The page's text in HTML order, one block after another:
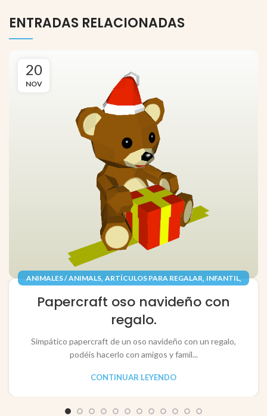
ENTRADAS RELACIONADAS
20
NOV
ANIMALES / ANIMALS, ARTÍCULOS PARA REGALAR, INFANTIL,
RECORTABLES PAPERCRAFT
Papercraft oso navideño con
regalo.
Simpático papercraft de un oso navideño con un regalo,
podéis hacerlo con amigos y famil...
CONTINUAR LEYENDO